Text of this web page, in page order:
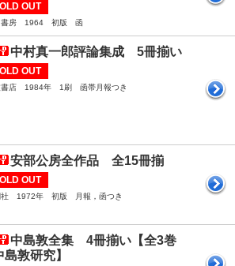
OUT
書房 1964 初版 函
中村真一郎評論集成 5冊揃い
OUT
書店 1984年 1刷 函帯月報つき
安部公房全作品 全15冊揃
OUT
社 1972年 初版 月報，函つき
中島敦全集 4冊揃い【全3巻
島敦研究】